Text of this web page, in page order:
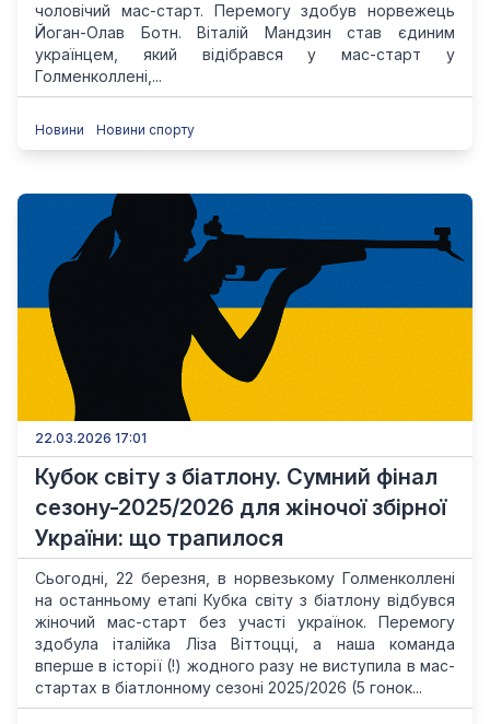
чоловічий мас-старт. Перемогу здобув норвежець
Йоган-Олав Ботн. Віталій Мандзин став єдиним
українцем, який відібрався у мас-старт у
Голменколлені,...
Новини Новини спорту
22.03.2026 17:01
Кубок світу з біатлону. Сумний фінал
сезону-2025/2026 для жіночої збірної
України: що трапилося
Сьогодні, 22 березня, в норвезькому Голменколлені
на останньому етапі Кубка світу з біатлону відбувся
жіночий мас-старт без участі українок. Перемогу
здобула італійка Ліза Віттоцці, а наша команда
вперше в історії (!) жодного разу не виступила в мас-
стартах в біатлонному сезоні 2025/2026 (5 гонок...